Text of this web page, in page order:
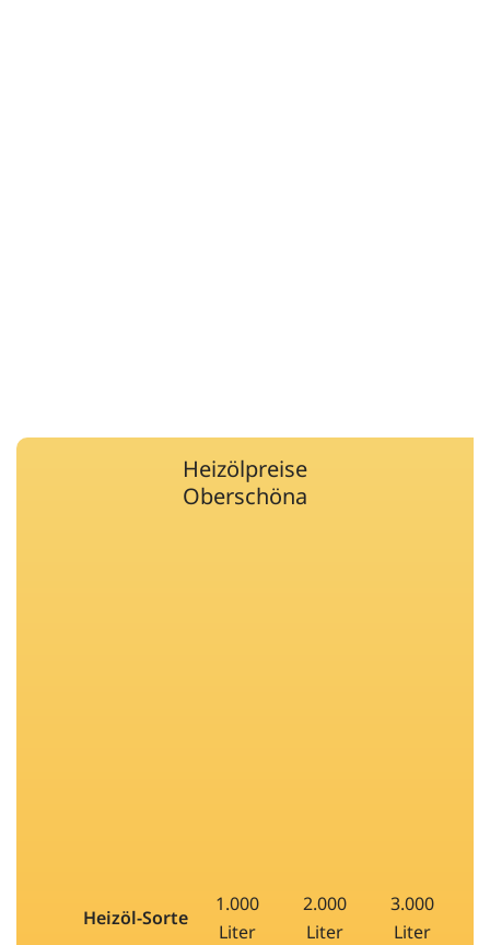
Heizölpreise
Oberschöna
Heizöl-Sorte
1.000
Liter
2.000
Liter
3.000
Liter